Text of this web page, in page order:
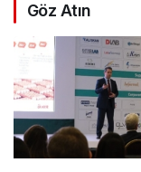
Göz Atın